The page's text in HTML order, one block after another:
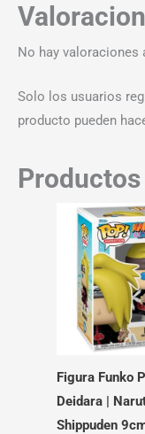
No hay valoraciones
Solo los usuarios
producto pueden
Figura Funko
Deidara |
Shippuden